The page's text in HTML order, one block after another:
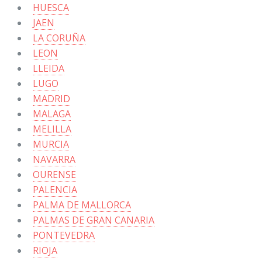
HUESCA
JAEN
LA CORUÑA
LEON
LLEIDA
LUGO
MADRID
MALAGA
MELILLA
MURCIA
NAVARRA
OURENSE
PALENCIA
PALMA DE MALLORCA
PALMAS DE GRAN CANARIA
PONTEVEDRA
RIOJA